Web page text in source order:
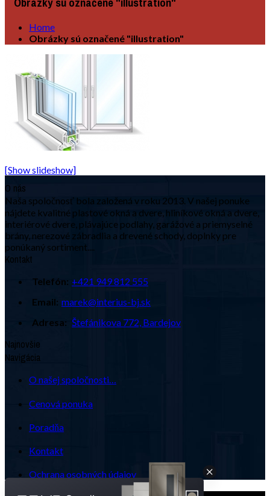
Home
Obrázky sú označené "illustration"
[Show slideshow]
O nás
Naša spoločnosť bola založená v roku 2013. V našej ponuke
nájdete kvalitné plastové okná a dvere, hliníkové okná a dvere,
interiérové dvere, plávajúce podlahy, garážové a priemyselné
brány, nerezové zábradlia a drevené schody, doplnky pre
ponúkaný sortiment....
Kontakt
Telefón: +421 949 812 555
Email: marek@interius-bj.sk
Adresa: Štefánikova 772, Bardejov
Najnovšie
Navigácia
O našej spoločnosti…
Cenová ponuka
Poradňa
Kontakt
Ochrana osobných údajov